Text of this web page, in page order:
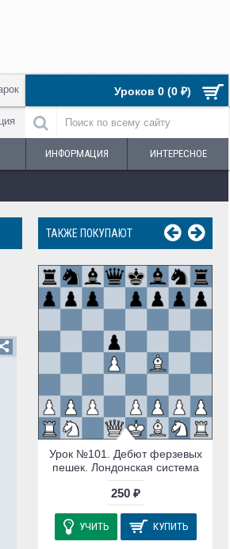
Уроков 0 (0 ₽)
ИНФОРМАЦИЯ ИНТЕРЕСНОЕ
ТАКЖЕ ПОКУПАЮТ
Урок №101. Дебют ферзевых
пешек. Лондонская система
250 ₽
УЧИТЬ КУПИТЬ